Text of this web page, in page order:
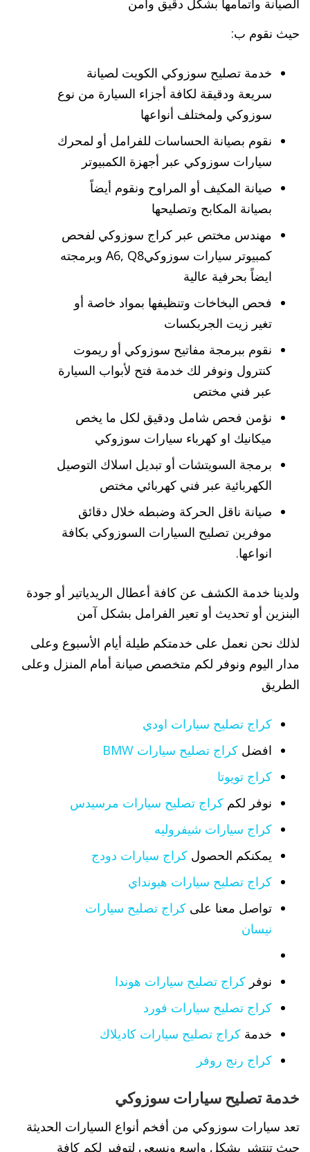
الصيانة واتمامها بشكل دقيق وآمن
حيث نقوم ب:
خدمة تصليح سوزوكي الكويت لصيانة
سريعة ودقيقة لكافة أجزاء السيارة من نوع
سوزوكي ولمختلف أنواعها
نقوم بصيانة الحساسات للفرامل أو لمحرك
سيارات سوزوكي عبر أجهزة الكمبيوتر
صيانة المكيف أو المراوح ونقوم أيضاً
بصيانة المكابح وتصليحها
مهندس مختص عبر كراج سوزوكي لفحص
كمبيوتر سيارات سوزوكيA6, Q8 وبرمجته
ايضاً بحرفية عالية
فحص البخاخات وتنظيفها بمواد خاصة أو
تغير زيت الجربكسات
نقوم ببرمجة مفاتيح سوزوكي أو ريموت
كنترول ونوفر لك خدمة فتح لأبواب السيارة
عبر فني مختص
نؤمن فحص شامل ودقيق لكل ما يخص
ميكانيك او كهرباء سيارات سوزوكي
برمجة السويتشات أو تبديل اسلاك التوصيل
الكهربائية عبر فني كهربائي مختص
صيانة ناقل الحركة وضبطه خلال دقائق
موفرين تصليح السيارات السوزوكي بكافة
انواعها.
ولدينا خدمة الكشف عن كافة أعطال الريدياتير أو جودة
البنزين أو تحديث أو تعير الفرامل بشكل آمن
لذلك نحن نعمل على خدمتكم طيلة أيام الأسبوع وعلى
مدار اليوم ونوفر لكم متخصص صيانة أمام المنزل وعلى
الطريق
كراج تصليح سيارات اودي
افضل كراج تصليح سيارات BMW
كراج تويوتا
نوفر لكم كراج تصليح سيارات مرسيدس
كراج سيارات شيفروليه
يمكنكم الحصول كراج سيارات دودج
كراج تصليح سيارات هيونداي
تواصل معنا على كراج تصليح سيارات
نيسان
نوفر كراج تصليح سيارات هوندا
كراج تصليح سيارات فورد
خدمة كراج تصليح سيارات كاديلاك
كراج رنج روفر
خدمة تصليح سيارات سوزوكي
تعد سيارات سوزوكي من أفخم أنواع السيارات الحديثة
حيث تنتشر بشكل واسع ونسعى لتوفير لكم كافة